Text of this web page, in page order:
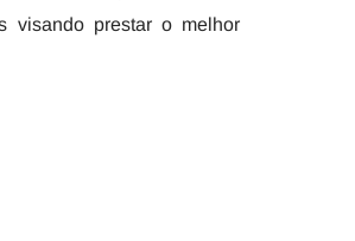
visando prestar o melhor